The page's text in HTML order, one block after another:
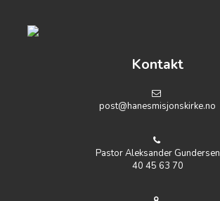
Kontakt
post@hanesmisjonskirke.no
Pastor Aleksander Gundersen
40 45 63 70